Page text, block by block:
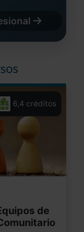
6,4 créditos
de